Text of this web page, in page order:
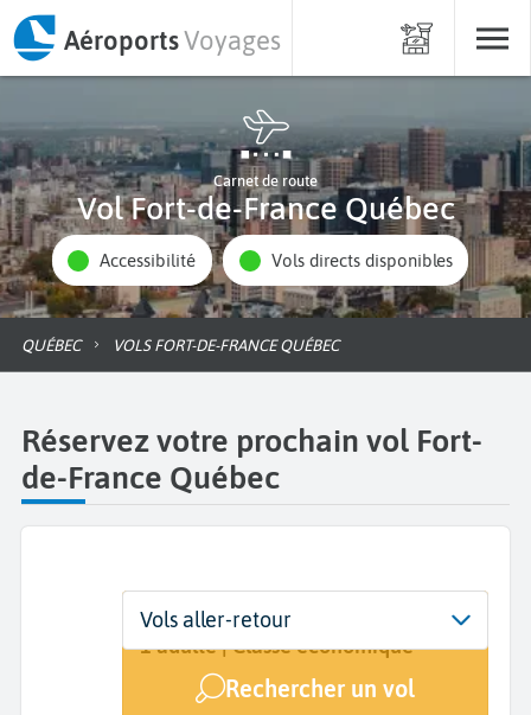
AéroportsVoyages
Carnet de route
Vol Fort-de-France Québec
Accessibilité Vols directs disponibles
QUÉBEC VOLS FORT-DE-FRANCE QUÉBEC
Réservez votre prochain vol Fort-
de-France Québec
Départ
Fort-de-France (FDF)
Dates
Dates de votre voyage
Voyageurs | Classe
1 adulte | Classe économique
Rechercher un vol
Vols aller-retour